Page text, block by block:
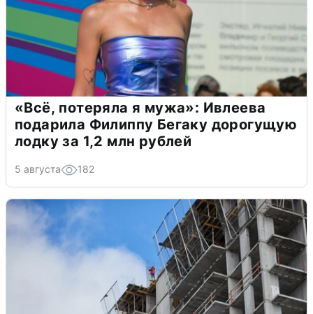
«Всё, потеряла я мужа»: Ивлеева
подарила Филиппу Бегаку дорогущую
лодку за 1,2 млн рублей
5 августа 182